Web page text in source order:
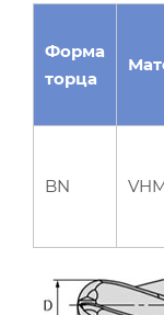
Форма
торца
BN